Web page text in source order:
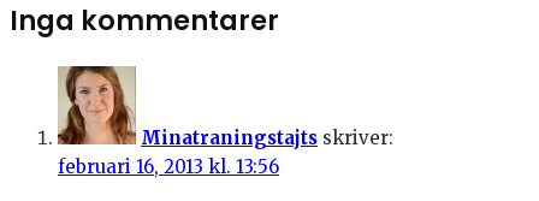
Inga kommentarer
Minatraningstajts skriver:
februari 16, 2013 kl. 13:56